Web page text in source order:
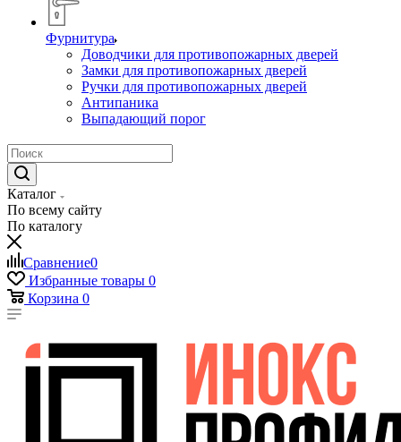
Фурнитура
Доводчики для противопожарных дверей
Замки для противопожарных дверей
Ручки для противопожарных дверей
Антипаника
Выпадающий порог
Каталог
По всему сайту
По каталогу
Сравнение0
Избранные товары 0
Корзина 0